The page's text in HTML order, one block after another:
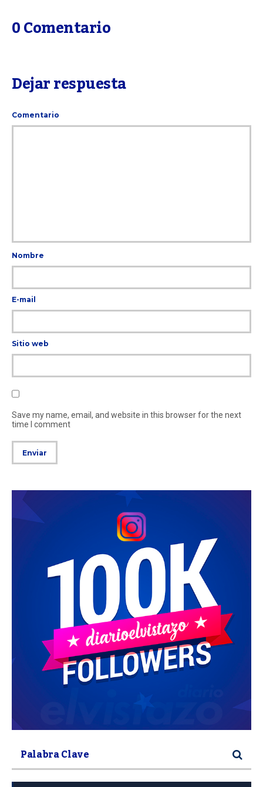
0 Comentario
Dejar respuesta
Comentario
Nombre
E-mail
Sitio web
Save my name, email, and website in this browser for the next
time I comment